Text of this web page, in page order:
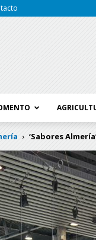
‘Sabores